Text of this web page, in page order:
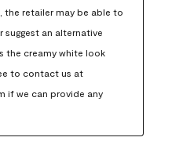
retailer may be able to
an alternative
the creamy white look
to contact us at
if we can provide any